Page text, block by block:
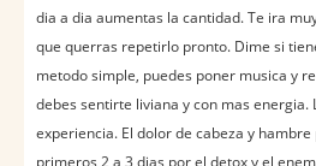
dia a dia aumentas la cantidad. Te ira
que querras repetirlo pronto. Dime si
metodo simple, puedes poner musica y
debes sentirte liviana y con mas energia.
experiencia. El dolor de cabeza y
primeros 2 a 3 dias por el detox y el